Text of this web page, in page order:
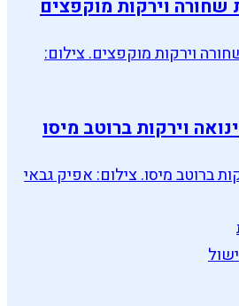
שחורה וירקות מוקפצים
וירקות ברוטב מיסו